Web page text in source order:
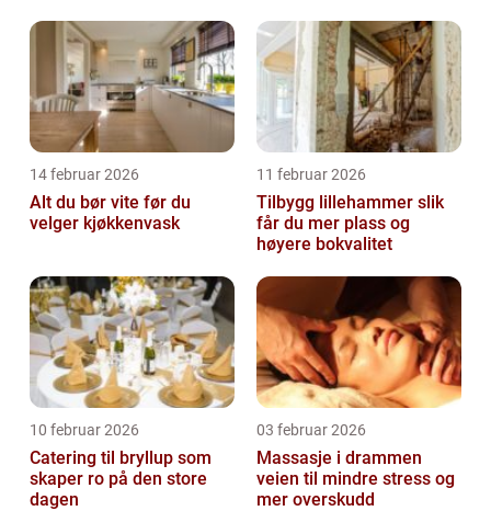
14 februar 2026
Alt du bør vite før du
velger kjøkkenvask
11 februar 2026
Tilbygg lillehammer slik
får du mer plass og
høyere bokvalitet
10 februar 2026
Catering til bryllup som
skaper ro på den store
dagen
03 februar 2026
Massasje i drammen
veien til mindre stress og
mer overskudd